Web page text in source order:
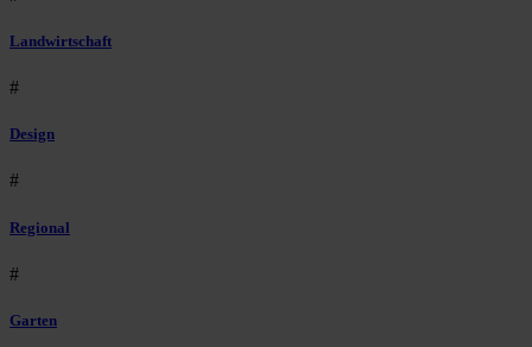
Landwirtschaft
#
Design
#
Regional
#
Garten